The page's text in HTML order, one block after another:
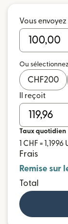
Vous envoyez
Ou
CHF200
Il reçoit
Taux quotidien
1 CHF = 1,1996
Frais
Remise sur
Total